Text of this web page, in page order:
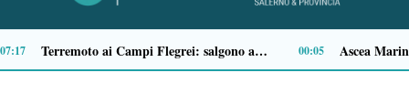
14:34 14:14